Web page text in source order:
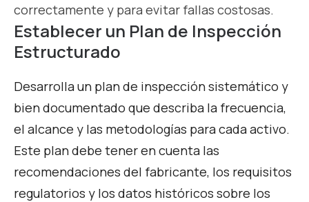
correctamente y para evitar fallas costosas.
Establecer un Plan de Inspección
Estructurado
Desarrolla un plan de inspección sistemático y
bien documentado que describa la frecuencia,
el alcance y las metodologías para cada activo.
Este plan debe tener en cuenta las
recomendaciones del fabricante, los requisitos
regulatorios y los datos históricos sobre los